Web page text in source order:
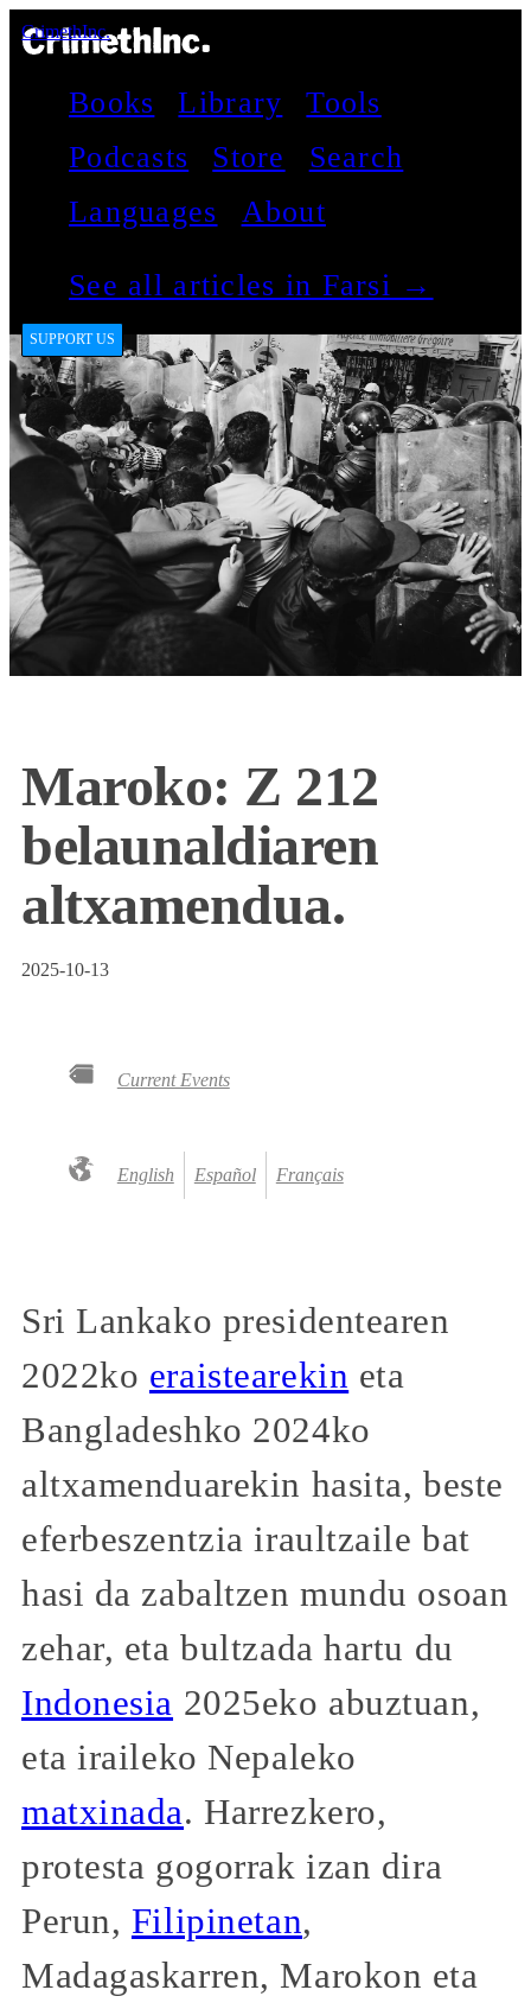
CrimethInc.
Books Library
Tools
Podcasts
Store
Search
Languages
About
See all articles in Farsi →
SUPPORT US
Maroko: Z 212
belaunaldiaren
altxamendua.
2025-10-13
Current Events
English Español Français
Sri Lankako presidentearen
2022ko eraistearekin eta
Bangladeshko 2024ko
altxamenduarekin hasita, beste
eferbeszentzia iraultzaile bat
hasi da zabaltzen mundu osoan
zehar, eta bultzada hartu du
Indonesia 2025eko abuztuan,
eta iraileko Nepaleko
matxinada. Harrezkero,
protesta gogorrak izan dira
Perun, Filipinetan,
Madagaskarren, Marokon eta